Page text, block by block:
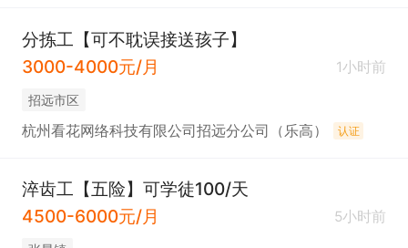
分拣工【可不耽误接送孩子】
3000-4000元/月
1小时前
招远市区
杭州看花网络科技有限公司招远分公司（乐高） 认证
淬齿工【五险】可学徒100/天
4500-6000元/月
5小时前